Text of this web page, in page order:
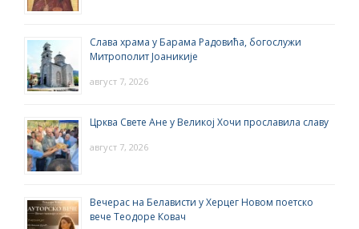
Слава храма у Барама Радовића, богослужи
Митрополит Јоаникије
август 7, 2026
Црква Свете Ане у Великој Хочи прославила славу
август 7, 2026
Вечерас на Белависти у Херцег Новом поетско
вече Теодоре Ковач